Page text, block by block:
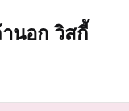
นอก วิสกี้